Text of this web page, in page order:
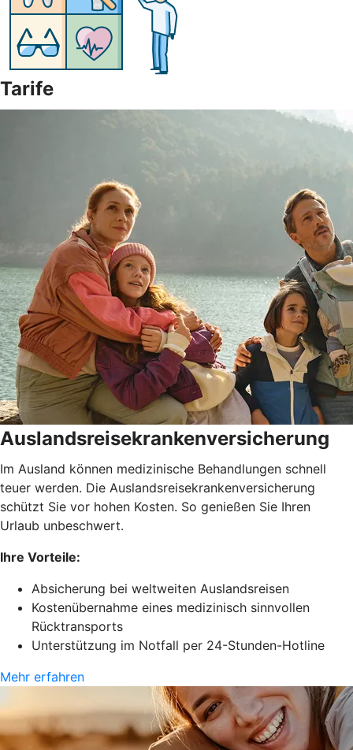
Tarife
Auslandsreisekrankenversicherung
Im Ausland können medizinische Behandlungen schnell
teuer werden. Die Auslandsreisekrankenversicherung
schützt Sie vor hohen Kosten. So genießen Sie Ihren
Urlaub unbeschwert.
Ihre Vorteile:
Absicherung bei weltweiten Auslandsreisen
Kostenübernahme eines medizinisch sinnvollen
Rücktransports
Unterstützung im Notfall per 24-Stunden-Hotline
Mehr erfahren